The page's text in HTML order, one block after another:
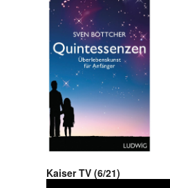
Kaiser TV (6/21)